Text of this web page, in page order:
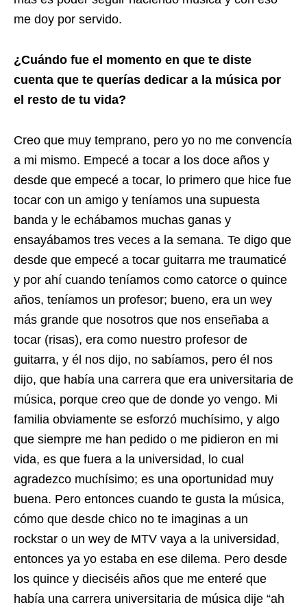
me doy por servido.
¿Cuándo fue el momento en que te diste
cuenta que te querías dedicar a la música por
el resto de tu vida?
Creo que muy temprano, pero yo no me convencía
a mi mismo. Empecé a tocar a los doce años y
desde que empecé a tocar, lo primero que hice fue
tocar con un amigo y teníamos una supuesta
banda y le echábamos muchas ganas y
ensayábamos tres veces a la semana. Te digo que
desde que empecé a tocar guitarra me traumaticé
y por ahí cuando teníamos como catorce o quince
años, teníamos un profesor; bueno, era un wey
más grande que nosotros que nos enseñaba a
tocar (risas), era como nuestro profesor de
guitarra, y él nos dijo, no sabíamos, pero él nos
dijo, que había una carrera que era universitaria de
música, porque creo que de donde yo vengo. Mi
familia obviamente se esforzó muchísimo, y algo
que siempre me han pedido o me pidieron en mi
vida, es que fuera a la universidad, lo cual
agradezco muchísimo; es una oportunidad muy
buena. Pero entonces cuando te gusta la música,
cómo que desde chico no te imaginas a un
rockstar o un wey de MTV vaya a la universidad,
entonces ya yo estaba en ese dilema. Pero desde
los quince y dieciséis años que me enteré que
había una carrera universitaria de música dije “ah